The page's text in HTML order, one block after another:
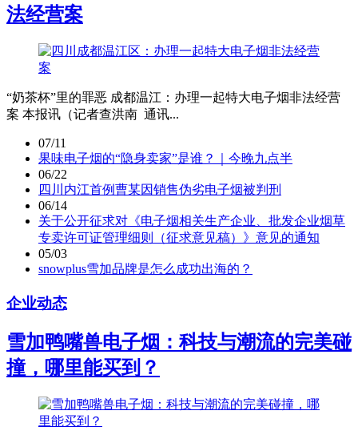
法经营案
“奶茶杯”里的罪恶 成都温江：办理一起特大电子烟非法经营
案 本报讯（记者查洪南 通讯...
07/11
果味电子烟的“隐身卖家”是谁？｜今晚九点半
06/22
四川内江首例曹某因销售伪劣电子烟被判刑
06/14
关于公开征求对《电子烟相关生产企业、批发企业烟草
专卖许可证管理细则（征求意见稿）》意见的通知
05/03
snowplus雪加品牌是怎么成功出海的？
企业动态
雪加鸭嘴兽电子烟：科技与潮流的完美碰
撞，哪里能买到？